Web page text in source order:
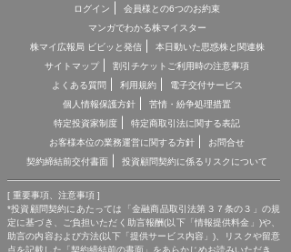
ログイン
会員様との6つのお約束
マンガでわかる株マイスター
株マイ広報局 ビビッと発信
本日動いた思惑株と関連株
サイトマップ
割引チケットご利用時の注意事項
よくある質問
利用規約
電子交付サービス
個人情報保護方針
苦情・紛争処理措置
特定投資家制度
特定商取引法に関する表記
お客様本位の業務運営に関する方針
お問合せ
契約締結前交付書面
投資顧問契約に係るリスクについて
[ 重要事項、注意事項 ]
*投資顧問契約にあたっては「金融商品取引法第３７条の３」の規
定に基づき、ご負担いただく助言報酬(以下「情報提供料金」)や、
助言の内容および方法(以下「提供サービス内容」)、リスクや留意
点を記載した「契約締結前の書面」をあらかじめお読みいただき、